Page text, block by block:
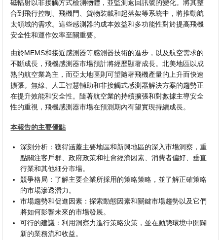
磁輻射以非接觸方式檢測物體，並監測返回訊號的變化。將其整
合到飛行控制、飛機門、貨物裝載和起落架等系統中，將推動航
太領域的需求。這些感測器的成本效益和多功能性對於提高飛機
安全性和運作效率至關重要。
由於MEMS和接近感測器等感測器技術的進步，以及航空需求的
不斷成長，飛機感測器市場預計將經歷顯著成長。北美地區以成
熟的航空業為主，而亞太地區則可望隨著飛機產量的上升而快速
擴張。無線、人工智慧輔助和非接觸式感測器解決方案的趨勢正
在提升效能和安全性。隨著航空業的持續擴張和對數據主導安全
性的重視，飛機感測器市場在預測期內有望實現持續成長。
本報告的主要優點
深刻分析：獲得涵蓋主要地區和新興地區的深入市場洞察，重
點關注客戶群、政府政策和社會經濟因素、消費者偏好、垂直
行業和其他細分市場。
競爭格局：了解主要企業所採用的策略策略，並了解正確策略
的市場滲透潛力。
市場趨勢和促進因素：探索動態因素和關鍵市場趨勢以及它們
將如何影響未來的市場發展。
可行的建議：利用洞察力進行策略決策，並在動態環境中開闢
新的業務流和收益。